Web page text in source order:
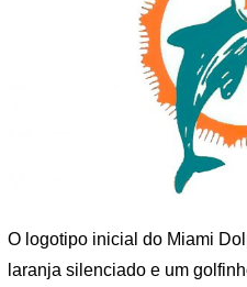
O logotipo inicial do Miami
laranja silenciado e um